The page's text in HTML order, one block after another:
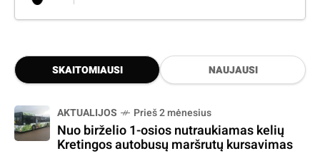
SKAITOMIAUSI NAUJAUSI
AKTUALIJOS Prieš 2 mėnesius
Nuo birželio 1-osios nutraukiamas kelių
Kretingos autobusų maršrutų kursavimas